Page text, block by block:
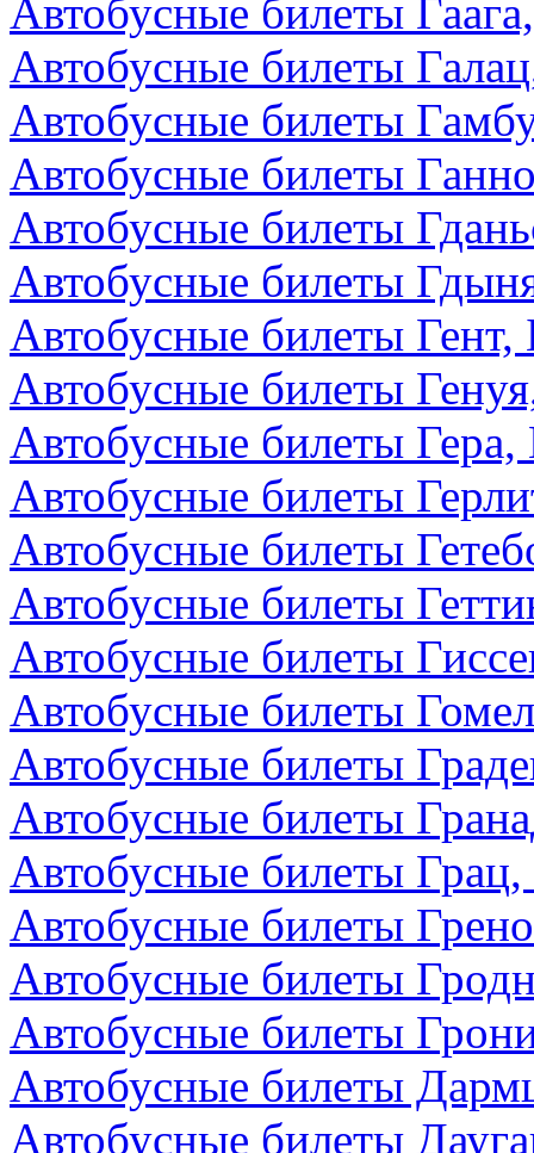
Автобусные билеты
Автобусные билеты
Автобусные билеты
Автобусные билеты
Автобусные билеты
Автобусные билеты
Автобусные билеты Гент,
Автобусные билеты
Автобусные билеты Гера,
Автобусные билеты
Автобусные билеты
Автобусные билеты
Автобусные билеты
Автобусные билеты
Автобусные билеты
Автобусные билеты
Автобусные билеты
Автобусные билеты
Автобусные билеты
Автобусные билеты
Автобусные билеты
Автобусные билеты